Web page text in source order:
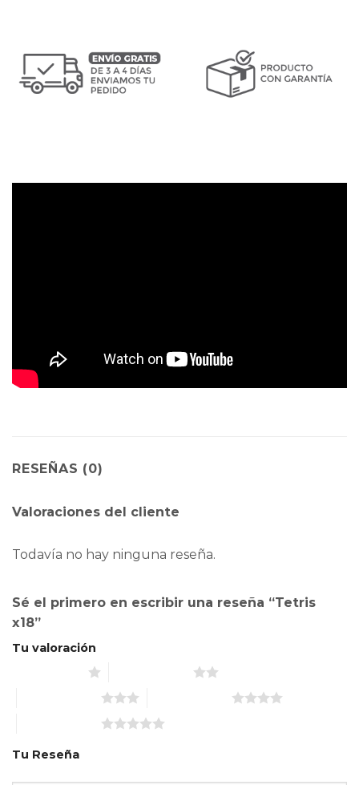
RESEÑAS (0)
Valoraciones del cliente
Todavía no hay ninguna reseña.
Sé el primero en escribir una reseña “Tetris
x18”
Tu valoración
Tu Reseña